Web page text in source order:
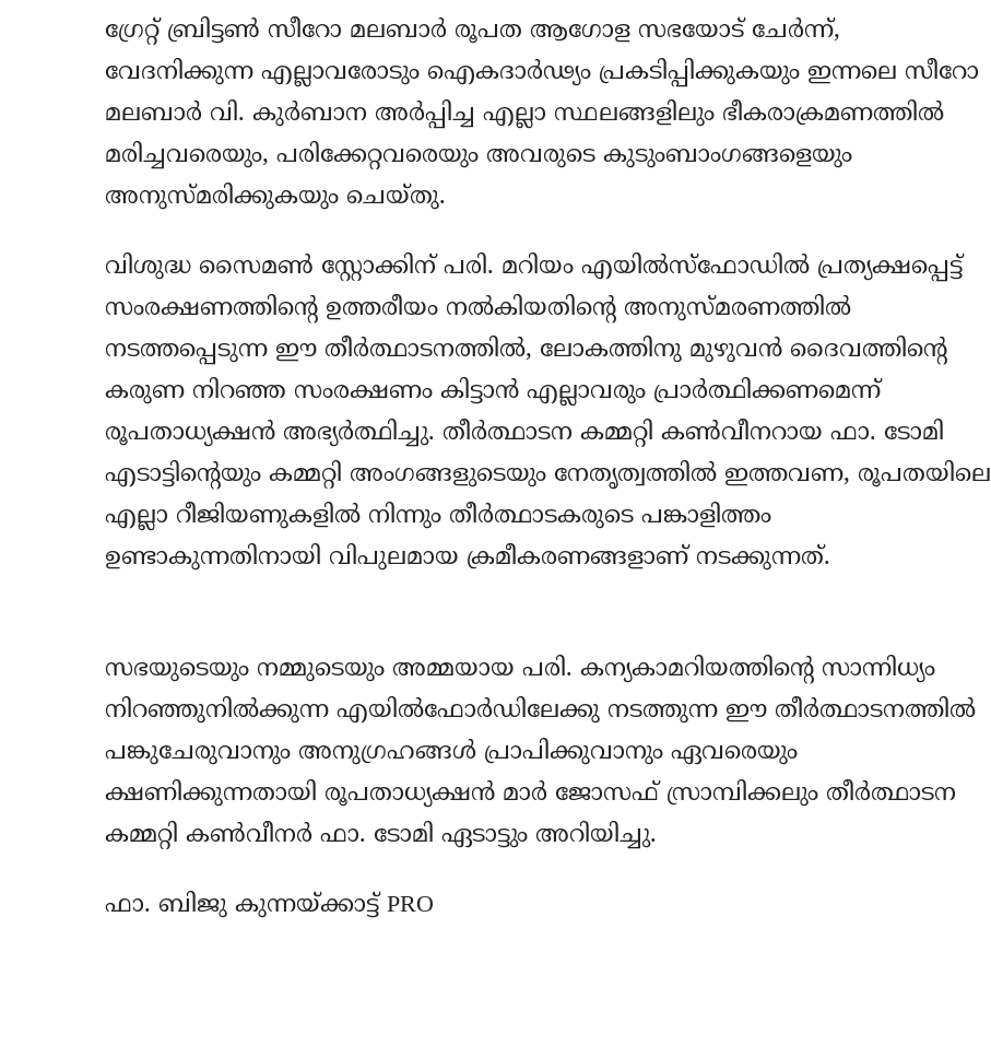
ഗ്രേറ്റ് ബ്രിട്ടൺ സീറോ മലബാർ രൂപത ആഗോള സഭയോട് ചേർന്ന്,
വേദനിക്കുന്ന എല്ലാവരോടും ഐകദാർഢ്യം പ്രകടിപ്പിക്കുകയും ഇന്നലെ സീറോ
മലബാർ വി. കുർബാന അർപ്പിച്ച എല്ലാ സ്ഥലങ്ങളിലും ഭീകരാക്രമണത്തിൽ
മരിച്ചവരെയും, പരിക്കേറ്റവരെയും അവരുടെ കുടുംബാംഗങ്ങളെയും
അനുസ്മരിക്കുകയും ചെയ്തു.
വിശുദ്ധ സൈമൺ സ്റ്റോക്കിന് പരി. മറിയം എയിൽസ്‌ഫോഡിൽ പ്രത്യക്ഷപ്പെട്ട്
സംരക്ഷണത്തിന്റെ ഉത്തരീയം നൽകിയതിന്റെ അനുസ്മരണത്തിൽ
നടത്തപ്പെടുന്ന ഈ തീർത്ഥാടനത്തിൽ, ലോകത്തിനു മുഴുവൻ ദൈവത്തിന്റെ
കരുണ നിറഞ്ഞ സംരക്ഷണം കിട്ടാൻ എല്ലാവരും പ്രാർത്ഥിക്കണമെന്ന്
രൂപതാധ്യക്ഷൻ അഭ്യർത്ഥിച്ചു. തീർത്ഥാടന കമ്മറ്റി കൺവീനറായ ഫാ. ടോമി
എടാട്ടിന്റെയും കമ്മറ്റി അംഗങ്ങളുടെയും നേതൃത്വത്തിൽ ഇത്തവണ, രൂപതയിലെ
എല്ലാ റീജിയണുകളിൽ നിന്നും തീർത്ഥാടകരുടെ പങ്കാളിത്തം
ഉണ്ടാകുന്നതിനായി വിപുലമായ ക്രമീകരണങ്ങളാണ് നടക്കുന്നത്.
സഭയുടെയും നമ്മുടെയും അമ്മയായ പരി. കന്യകാമറിയത്തിന്റെ സാന്നിധ്യം
നിറഞ്ഞുനിൽക്കുന്ന എയിൽഫോർഡിലേക്കു നടത്തുന്ന ഈ തീർത്ഥാടനത്തിൽ
പങ്കുചേരുവാനും അനുഗ്രഹങ്ങൾ പ്രാപിക്കുവാനും ഏവരെയും
ക്ഷണിക്കുന്നതായി രൂപതാധ്യക്ഷൻ മാർ ജോസഫ് സ്രാമ്പിക്കലും തീർത്ഥാടന
കമ്മറ്റി കൺവീനർ ഫാ. ടോമി ഏടാട്ടും അറിയിച്ചു.
ഫാ. ബിജു കുന്നയ്ക്കാട്ട് PRO